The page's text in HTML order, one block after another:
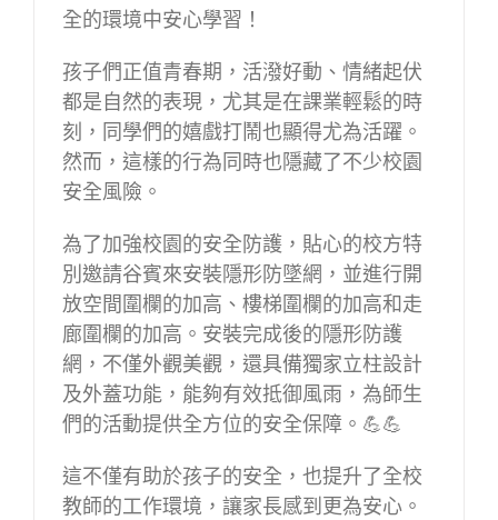
全的環境中安心學習！
孩子們正值青春期，活潑好動、情緒起伏
都是自然的表現，尤其是在課業輕鬆的時
刻，同學們的嬉戲打鬧也顯得尤為活躍。
然而，這樣的行為同時也隱藏了不少校園
安全風險。
為了加強校園的安全防護，貼心的校方特
別邀請谷賓來安裝隱形防墜網，並進行開
放空間圍欄的加高、樓梯圍欄的加高和走
廊圍欄的加高。安裝完成後的隱形防護
網，不僅外觀美觀，還具備獨家立柱設計
及外蓋功能，能夠有效抵御風雨，為師生
們的活動提供全方位的安全保障。💪💪
這不僅有助於孩子的安全，也提升了全校
教師的工作環境，讓家長感到更為安心。